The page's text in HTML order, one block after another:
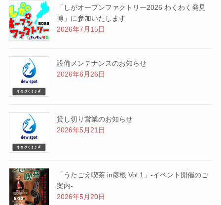
「しがオープンファクトリー2026 わくわく発見
博」に参加いたします
2026年7月15日
設備メンテナンスのお知らせ
2026年6月26日
貸し切り営業のお知らせ
2026年5月21日
「うたごえ喫茶 in彦根 Vol.1」-イベント開催のご
案内-
2026年5月20日